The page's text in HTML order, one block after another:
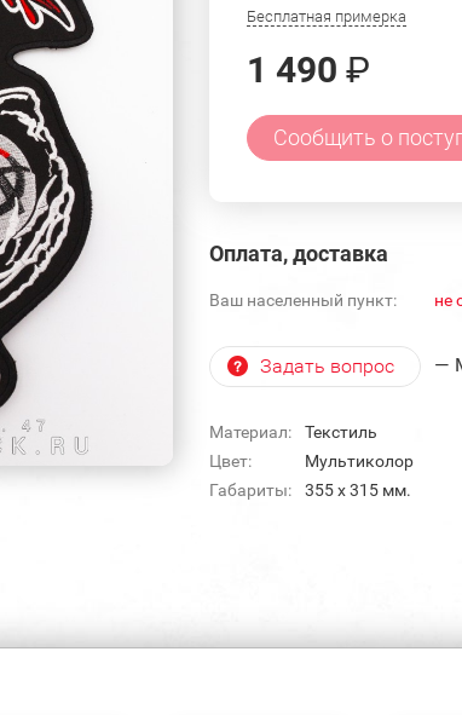
Бесплатная примерка
1 490 ₽
Сообщить о
Оплата, доставка
Ваш населенный пункт: не
Задать вопрос —
Материал:
Текстиль
Цвет:
Мультиколор
Габариты:
355 х 315 мм.